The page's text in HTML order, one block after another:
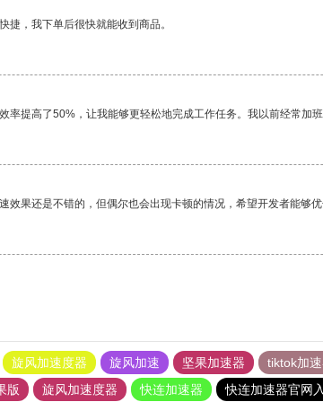
捷，我下单后很快就能收到商品。
率提高了50%，让我能够更轻松地完成工作任务。我以前经常加
效果还是不错的，但偶尔也会出现卡顿的情况，希望开发者能够优
旋风加速度器 旋风加速 坚果加速器 tiktok加
版
旋风加速度器 快连加速器 快连加速器官网